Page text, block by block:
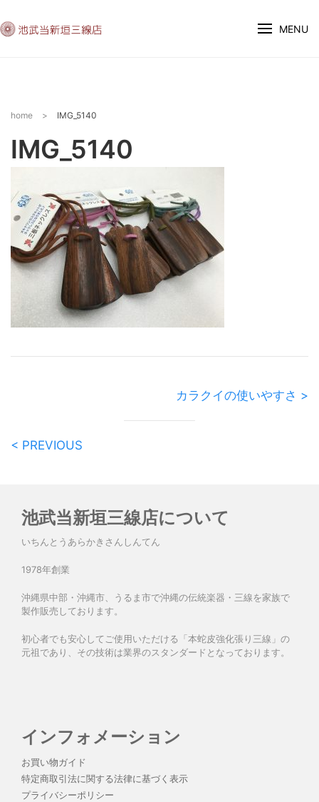
MENU
home > IMG_5140
IMG_5140
カラクイの使いやすさ >
< PREVIOUS
池武当新垣三線店について
いちんとうあらかきさんしんてん
1978年創業
沖縄県中部・沖縄市、うるま市で沖縄の伝統楽器・三線を家族で
製作販売しております。
初心者でも安心してご使用いただける「本蛇皮強化張り三線」の
元祖であり、その技術は業界のスタンダードとなっております。
インフォメーション
お買い物ガイド
特定商取引法に関する法律に基づく表示
プライバシーポリシー